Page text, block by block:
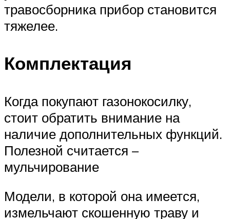
травосборника прибор становится
тяжелее.
Комплектация
Когда покупают газонокосилку,
стоит обратить внимание на
наличие дополнительных функций.
Полезной считается –
мульчирование
Модели, в которой она имеется,
измельчают скошенную траву и